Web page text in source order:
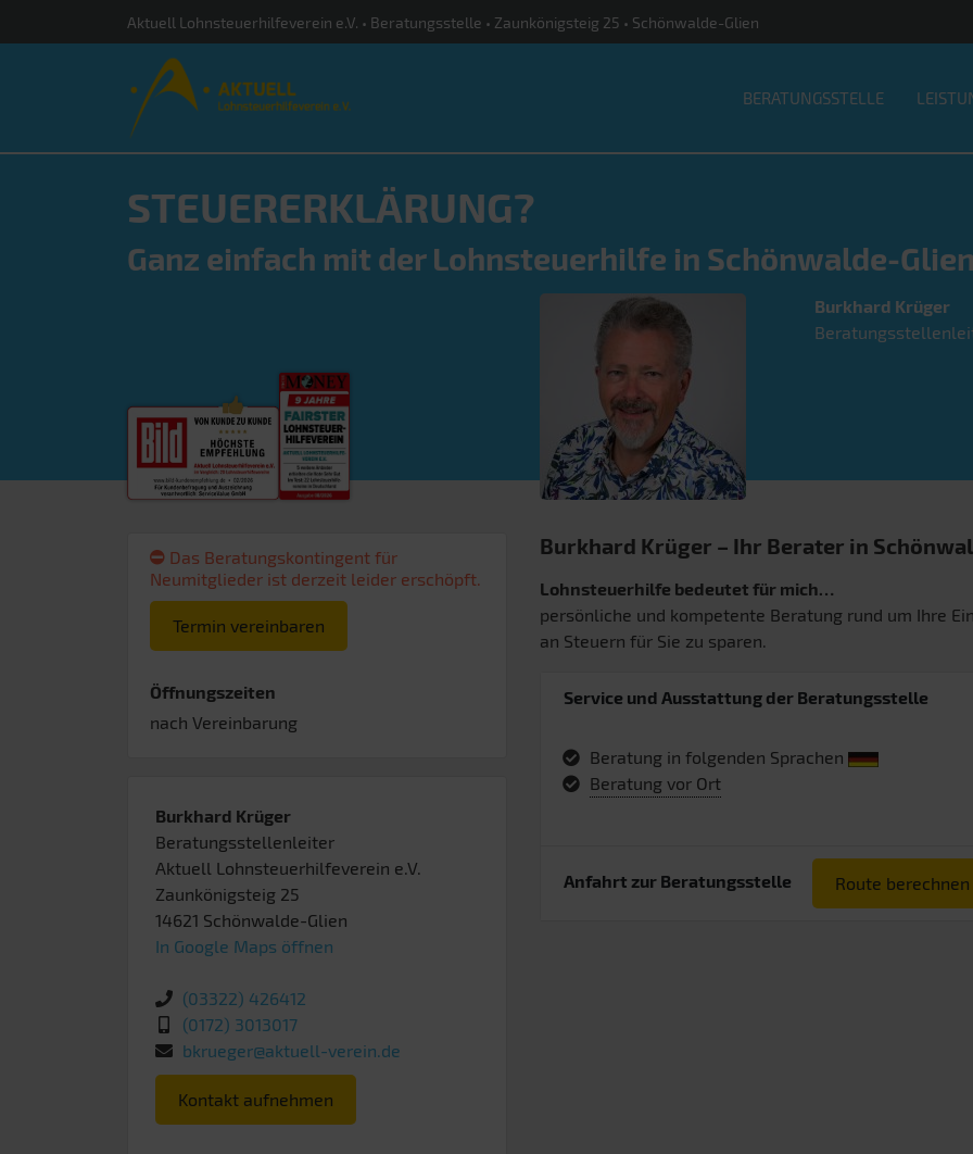
Aktuell Lohnsteuerhilfeverein e.V. • Beratungsstelle • Zaunkönigsteig 25 • Schönwalde-Glien
BERATUNGSSTELLE
STEUERERKLÄRUNG?
Ganz einfach mit der Lohnsteuerhilfe in Schönwalde-
Burkhard Krüger
Das Beratungskontingent für
Neumitglieder ist derzeit leider erschöpft.
Termin vereinbaren
Öffnungszeiten
nach Vereinbarung
Burkhard Krüger
Beratungsstellenleiter
Aktuell Lohnsteuerhilfeverein e.V.
Zaunkönigsteig 25
14621 Schönwalde-Glien
In Google Maps öffnen
(03322) 426412
(0172) 3013017
bkrueger@aktuell-verein.de
Kontakt aufnehmen
Burkhard Krüger – Ihr Berater in
Lohnsteuerhilfe bedeutet für mich…
persönliche und kompetente Beratung rund um Ihre
an Steuern für Sie zu sparen.
Service und Ausstattung der Beratungsstelle
Beratung in folgenden Sprachen
Beratung vor Ort
Anfahrt zur Beratungsstelle Route berechnen